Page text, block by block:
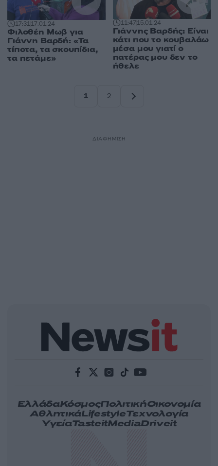
17:3117.01.24
Φιλοθέη Μωβ για
Γιάννη Βαρδή: «Τα
τίποτα, τα σκουπίδια,
τα πετάμε»
11:4715.01.24
Γιάννης Βαρδής: Είναι
κάτι που το κουβαλάω
μέσα μου γιατί ο
πατέρας μου δεν το
ήθελε
1
2
ΔΙΑΦΗΜΙΣΗ
ΕλλάδαΚόσμοςΠολιτικήΟικονομία
ΑθλητικάLifestyleΤεχνολογία
ΥγείαTasteitMediaDriveit